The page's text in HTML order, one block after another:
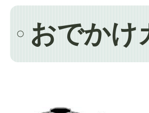
おでかけ